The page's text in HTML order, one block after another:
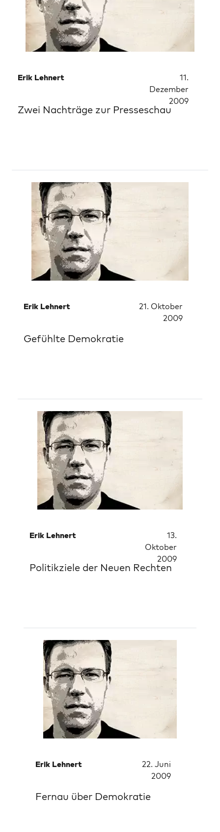
Erik Lehnert
11.
Dezember
2009
Zwei Nachträge zur Presseschau
Erik Lehnert
21. Oktober
2009
Gefühlte Demokratie
Erik Lehnert
13.
Oktober
2009
Politikziele der Neuen Rechten
Erik Lehnert
22. Juni
2009
Fernau über Demokratie